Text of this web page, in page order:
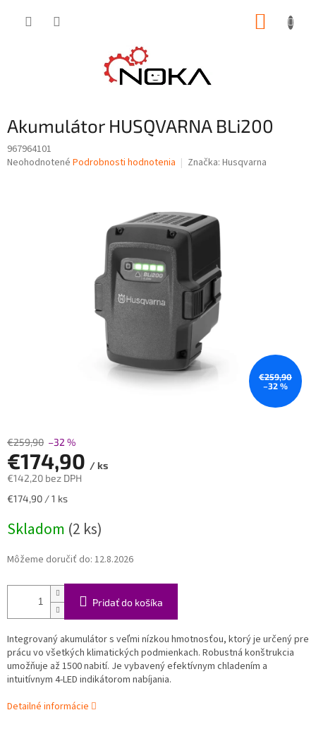
Akumulátor HUSQVARNA BLi200
967964101
Priemerné
Neohodnotené Podrobnosti hodnotenia Značka: Husqvarna
€259,90
–32 %
€259,90 –32 %
€174,90 / ks
€142,20 bez DPH
Jednotková
€174,90 / 1 ks
Skladom (2 ks)
Môžeme doručiť do: 12.8.2026
Pridať do košíka
Integrovaný akumulátor s veľmi nízkou hmotnosťou, ktorý je určený pre
prácu vo všetkých klimatických podmienkach. Robustná konštrukcia
umožňuje až 1500 nabití. Je vybavený efektívnym chladením a
intuitívnym 4-LED indikátorom nabíjania.
Detailné informácie